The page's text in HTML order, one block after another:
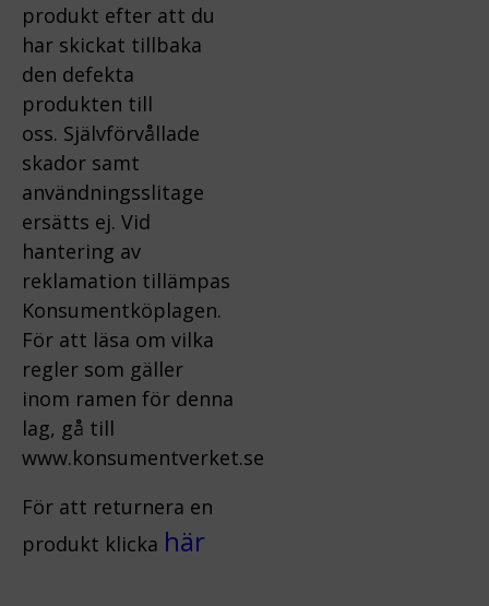
produkt efter att du
har skickat tillbaka
den defekta
produkten till
oss. Självförvållade
skador samt
användningsslitage
ersätts ej. Vid
hantering av
reklamation tillämpas
Konsumentköplagen.
För att läsa om vilka
regler som gäller
inom ramen för denna
lag, gå till
www.konsumentverket.se
För att returnera en
produkt klicka här